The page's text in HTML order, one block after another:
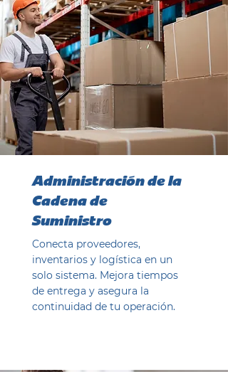
Administración de la
Cadena de
Suministro
Conecta proveedores,
inventarios y logística en un
solo sistema. Mejora tiempos
de entrega y asegura la
continuidad de tu operación.